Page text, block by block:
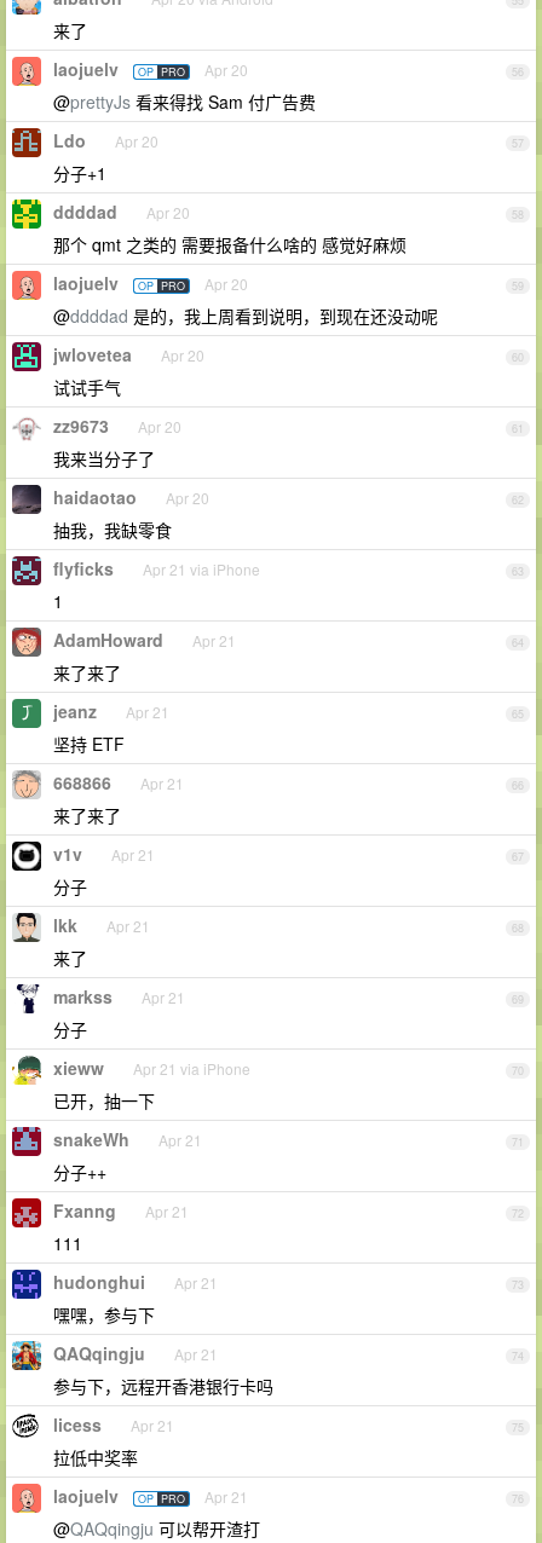
来了
56
laojuelv OP PRO Apr 20
@prettyJs 看来得找 Sam 付广告费
57
Ldo Apr 20
分子+1
58
ddddad Apr 20
那个 qmt 之类的 需要报备什么啥的 感觉好麻烦
59
laojuelv OP PRO Apr 20
@ddddad 是的，我上周看到说明，到现在还没动呢
60
jwlovetea Apr 20
试试手气
61
zz9673 Apr 20
我来当分子了
62
haidaotao Apr 20
抽我，我缺零食
63
flyficks Apr 21 via iPhone
1
64
AdamHoward Apr 21
来了来了
65
jeanz Apr 21
坚持 ETF
66
668866 Apr 21
来了来了
67
v1v Apr 21
分子
68
lkk Apr 21
来了
69
markss Apr 21
分子
70
xieww Apr 21 via iPhone
已开，抽一下
71
snakeWh Apr 21
分子++
72
Fxanng Apr 21
111
73
hudonghui Apr 21
嘿嘿，参与下
74
QAQqingju Apr 21
参与下，远程开香港银行卡吗
75
licess Apr 21
拉低中奖率
76
laojuelv OP PRO Apr 21
@QAQqingju 可以帮开渣打